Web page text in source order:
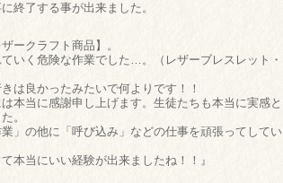
終了する事が出来ました。
ークラフト商品】。
いく危険な作業でした…。（レザーブレスレット・
は良かったみたいで何よりです！！
本当に感謝申し上げます。生徒たちも本当に実感と
。
」の他に「呼び込み」などの仕事を頑張ってしてい
本当にいい経験が出来ましたね！！』